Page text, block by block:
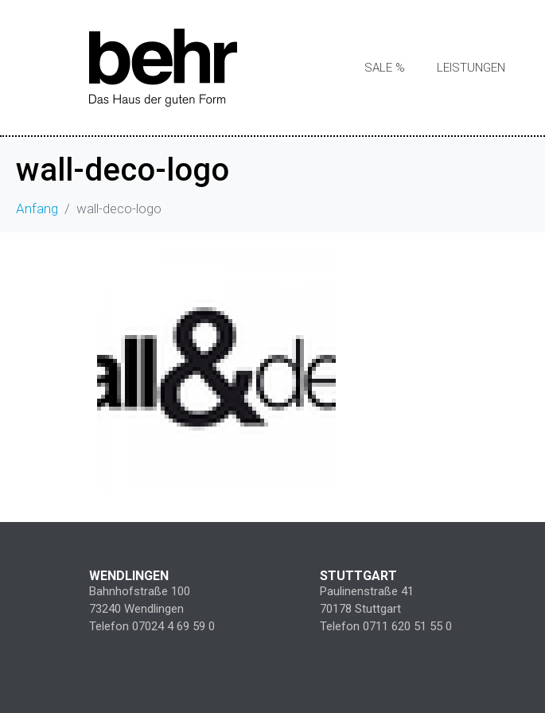
SALE % LEISTUNGEN
wall-deco-logo
Anfang wall-deco-logo
WENDLINGEN
Bahnhofstraße 100
73240 Wendlingen
Telefon 07024 4 69 59 0
STUTTGART
Paulinenstraße 41
70178 Stuttgart
Telefon 0711 620 51 55 0